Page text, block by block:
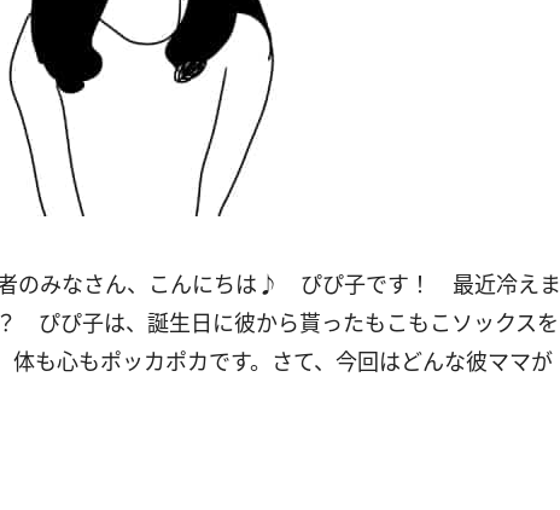
のみなさん、こんにちは♪ ぴぴ子です！ 最近冷えま
ぴぴ子は、誕生日に彼から貰ったもこもこソックスを
体も心もポッカポカです。さて、今回はどんな彼ママが